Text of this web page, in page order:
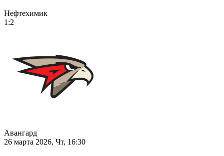
Нефтехимик
1:2
Авангард
26 марта 2026, Чт, 16:30